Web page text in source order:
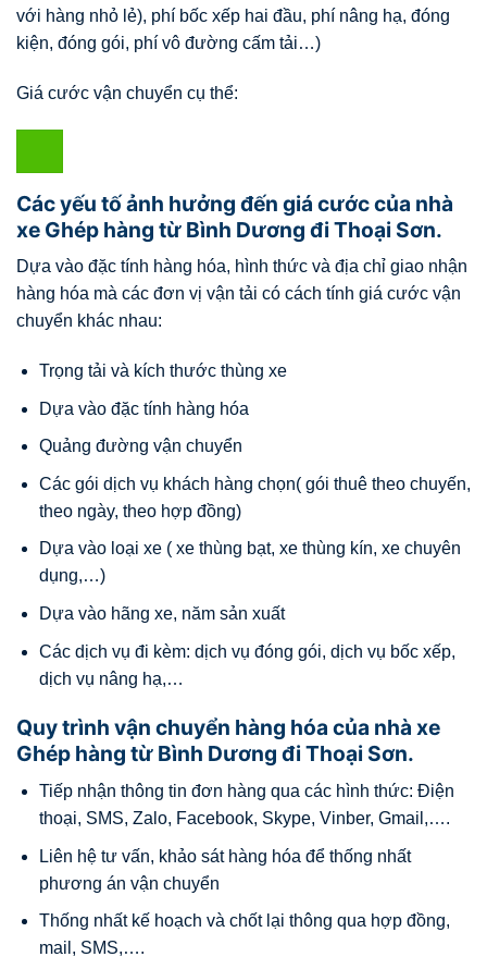
với hàng nhỏ lẻ), phí bốc xếp hai đầu, phí nâng hạ, đóng
kiện, đóng gói, phí vô đường cấm tải…)
Giá cước vận chuyển cụ thể:
Các yếu tố ảnh hưởng đến giá cước của nhà
xe Ghép hàng từ Bình Dương đi Thoại Sơn.
Dựa vào đặc tính hàng hóa, hình thức và địa chỉ giao nhận
hàng hóa mà các đơn vị vận tải có cách tính giá cước vận
chuyển khác nhau:
Trọng tải và kích thước thùng xe
Dựa vào đặc tính hàng hóa
Quảng đường vận chuyển
Các gói dịch vụ khách hàng chọn( gói thuê theo chuyến,
theo ngày, theo hợp đồng)
Dựa vào loại xe ( xe thùng bạt, xe thùng kín, xe chuyên
dụng,…)
Dựa vào hãng xe, năm sản xuất
Các dịch vụ đi kèm: dịch vụ đóng gói, dịch vụ bốc xếp,
dịch vụ nâng hạ,…
Quy trình vận chuyển hàng hóa của nhà xe
Ghép hàng từ Bình Dương đi Thoại Sơn.
Tiếp nhận thông tin đơn hàng qua các hình thức: Điện
thoại, SMS, Zalo, Facebook, Skype, Vinber, Gmail,….
Liên hệ tư vấn, khảo sát hàng hóa để thống nhất
phương án vận chuyển
Thống nhất kế hoạch và chốt lại thông qua hợp đồng,
mail, SMS,….